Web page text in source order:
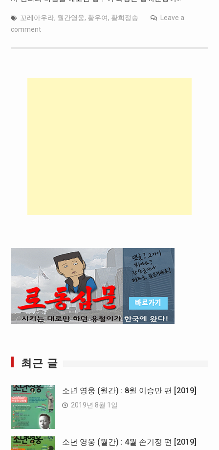
꼬레아우라, 월간영웅, 황우여, 황희정승
Leave a
comment
최근 글
소년 영웅 (월간) : 8월 이승만 편 [2019]
2019년 8월 1일
소년 영웅 (월간) : 4월 손기정 편 [2019]